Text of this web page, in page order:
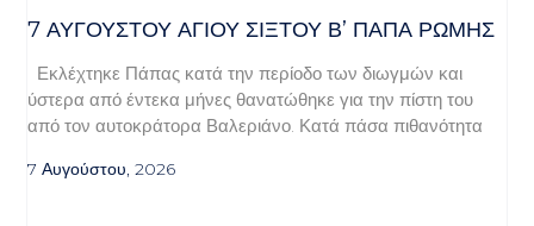
7 ΑΥΓΟΥΣΤΟΥ ΑΓΙΟΥ ΣΙΞΤΟΥ Β’ ΠΑΠΑ ΡΩΜΗΣ
Εκλέχτηκε Πάπας κατά την περίοδο των διωγμών και
ύστερα από έντεκα μήνες θανατώθηκε για την πίστη του
από τον αυτοκράτορα Βαλεριάνο. Κατά πάσα πιθανότητα
7 Αυγούστου, 2026